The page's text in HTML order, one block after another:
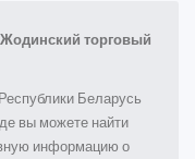
Жодинский торговый
Беларусь
вы можете найти
информацию о